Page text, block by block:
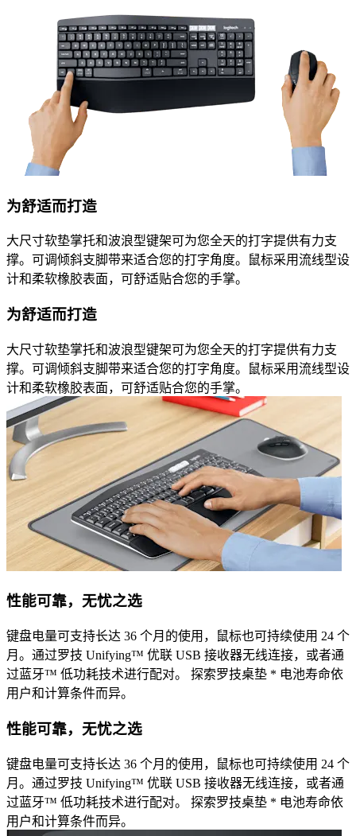
为舒适而打造
大尺寸软垫掌托和波浪型键架可为您全天的打字提供有力支
撑。可调倾斜支脚带来适合您的打字角度。鼠标采用流线型设
计和柔软橡胶表面，可舒适贴合您的手掌。
为舒适而打造
大尺寸软垫掌托和波浪型键架可为您全天的打字提供有力支
撑。可调倾斜支脚带来适合您的打字角度。鼠标采用流线型设
计和柔软橡胶表面，可舒适贴合您的手掌。
性能可靠，无忧之选
键盘电量可支持长达 36 个月的使用，鼠标也可持续使用 24 个
月。通过罗技 Unifying™ 优联 USB 接收器无线连接，或者通
过蓝牙™ 低功耗技术进行配对。 探索罗技桌垫 * 电池寿命依
用户和计算条件而异。
性能可靠，无忧之选
键盘电量可支持长达 36 个月的使用，鼠标也可持续使用 24 个
月。通过罗技 Unifying™ 优联 USB 接收器无线连接，或者通
过蓝牙™ 低功耗技术进行配对。 探索罗技桌垫 * 电池寿命依
用户和计算条件而异。